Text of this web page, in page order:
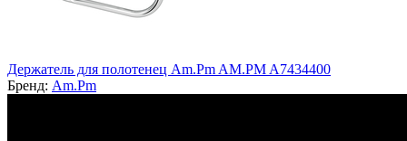
Держатель для полотенец Am.Pm AM.PM A7434400
Бренд: Am.Pm